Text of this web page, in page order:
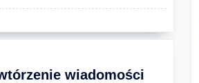
wiadomości